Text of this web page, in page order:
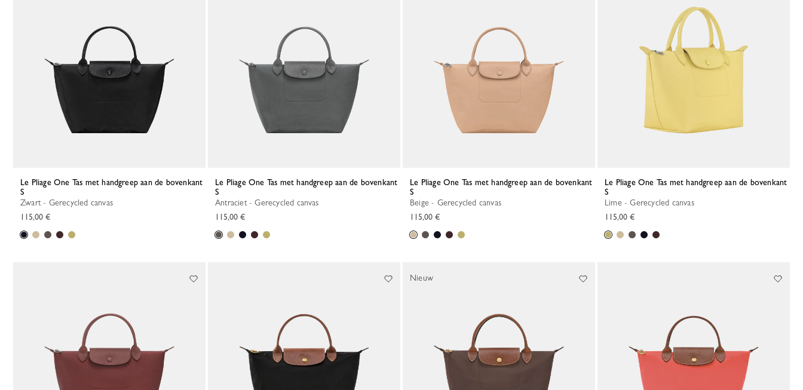
Le Pliage One Tas met handgreep aan de bovenkant
S
Zwart - Gerecycled canvas
115,00 €
Le Pliage One Tas met handgreep aan de bovenkant
S
Antraciet - Gerecycled canvas
115,00 €
Le Pliage One Tas met handgreep aan de bovenkant
S
Beige - Gerecycled canvas
115,00 €
Le Pliage One Tas met handgreep aan de bovenkant
S
Lime - Gerecycled canvas
115,00 €
Nieuw